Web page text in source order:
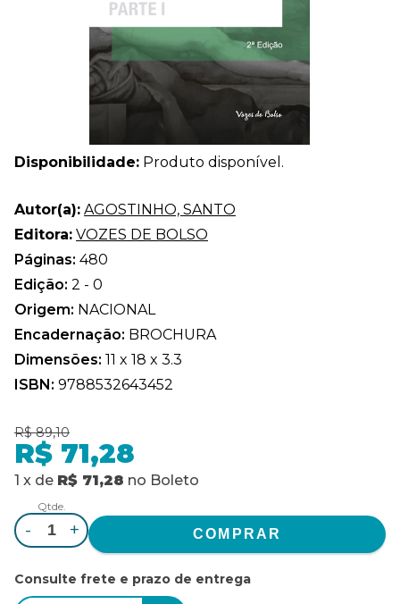
Disponibilidade: Produto disponível.
Autor(a): AGOSTINHO, SANTO
Editora: VOZES DE BOLSO
Páginas: 480
Edição: 2 - 0
Origem: NACIONAL
Encadernação: BROCHURA
Dimensões: 11 x 18 x 3.3
ISBN: 9788532643452
R$ 89,10
R$ 71,28
1 x de R$ 71,28 no Boleto
Qtde.
- +
Consulte frete e prazo de entrega